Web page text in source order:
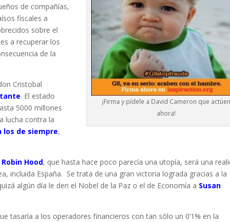
¡Firma y pídele a David Cameron que actúen
ahora!
de compañías,
fiscales a
sobre el
a recuperar los
de la
Cristobal
. El estado
5000 millones
lucha contra la
los de siempre,
Hood, que hasta hace poco parecía una utopía, será una
incluida España. Se trata de una gran victoria lograda gracias a la
algún día le den el Nobel de la Paz o el de Economía a Susan
tasaría a los operadores financieros con tan sólo un 0’1% en la